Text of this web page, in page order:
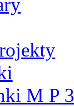
M P 3